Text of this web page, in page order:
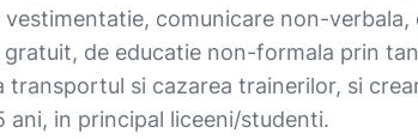
comunicare non-
de educatie non-formala prin
transportul si cazarea trainerilor, si
ani, in principal liceeni/studenti.